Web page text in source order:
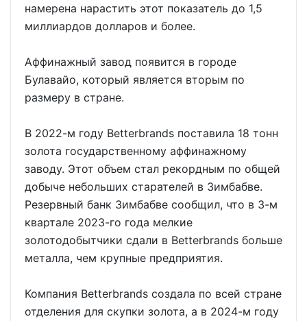
намерена нарастить этот показатель до 1,5
миллиардов долларов и более.
Аффинажный завод появится в городе
Булавайо, который является вторым по
размеру в стране.
В 2022-м году Betterbrands поставила 18 тонн
золота государственному аффинажному
заводу. Этот объем стал рекордным по общей
добыче небольших старателей в Зимбабве.
Резервный банк Зимбабве сообщил, что в 3-м
квартале 2023-го года мелкие
золотодобытчики сдали в Betterbrands больше
металла, чем крупные предприятия.
Компания Betterbrands создала по всей стране
отделения для скупки золота, а в 2024-м году